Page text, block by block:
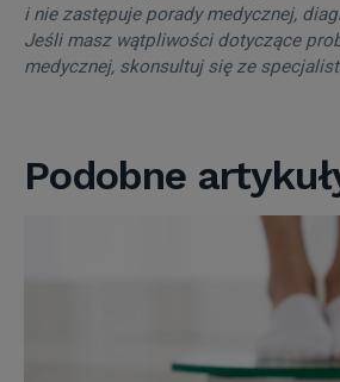
i nie zastępuje porady medycznej,
Jeśli masz wątpliwości dotyczące
medycznej, skonsultuj się ze
Podobne